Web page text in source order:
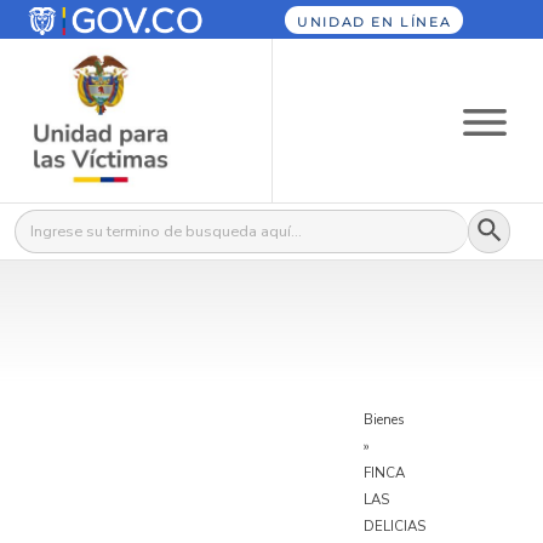
UNIDAD EN LÍNEA
Buscar: Botón
Bienes
»
FINCA
LAS
DELICIAS